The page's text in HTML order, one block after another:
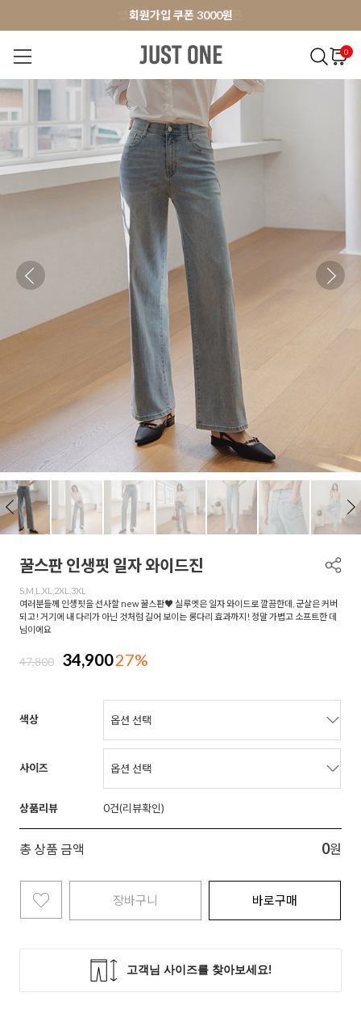
앱 다운로드 10% 할인쿠폰
회원가입 쿠폰 3000원
앱 다운로드 10% 할인쿠폰
0
NEW 7% 오늘출발 MADE . J 상의
꿀스판 인생핏 일자 와이드진
S,M,L,XL,2XL,3XL
여러분들께 인생핏을 선사할 new 꿀스판♥ 실루엣은 일자 와이드로 깔끔한데, 군살은 커버
되고! 거기에 내 다리가 아닌 것처럼 길어 보이는 롱다리 효과까지! 정말 가볍고 소프트한 데
님이에요
47,800 34,90027%
색상
사이즈
상품리뷰 0
총 상품 금액 0원
장바구니 바로구매